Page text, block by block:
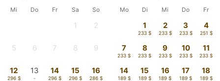
Mi Do Fr Sa So
1 2
5 6 7 8 9
12
296 $
13
-
14
296 $
15
296 $
16
286 $
Mo Di Mi Do Fr
1
233 $
2
233 $
3
233 $
4
251 $
7
233 $
8
233 $
9
233 $
10
233 $
11
233 $
14
189 $
15
189 $
16
189 $
17
189 $
18
189 $